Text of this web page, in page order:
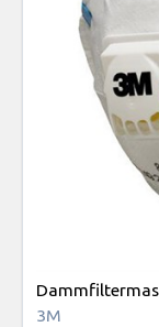
3M